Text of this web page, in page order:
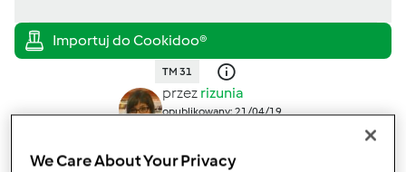
TM 31
przez rizunia
opublikowany: 21/04/19
Dodaj do moich kolekcji
We Care About Your Privacy